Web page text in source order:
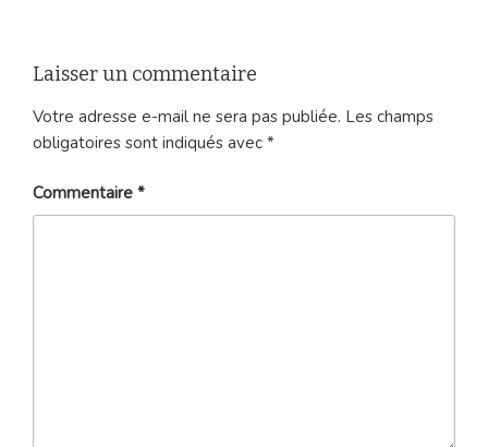
Laisser un commentaire
Votre adresse e-mail ne sera pas publiée. Les champs
obligatoires sont indiqués avec *
Commentaire *